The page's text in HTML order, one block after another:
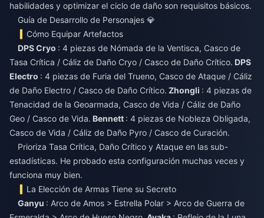
habilidades y optimizar el ciclo de daño son requisitos básicos.
Guía de Desarrollo de Personajes 💎
Cómo Equipar Artefactos
DPS Cryo : 4 piezas de Nómada de la Ventisca, Casco de
Tasa Crítica / Cáliz de Daño Cryo / Casco de Daño Crítico. DPS
Electro : 4 piezas de Furia del Trueno, Casco de Ataque / Cáliz
de Daño Electro / Casco de Daño Crítico. Zhongli : 4 piezas de
Tenacidad de la Geoarmada, Casco de Vida / Cáliz de Daño
Geo / Casco de Vida. Bennett : 4 piezas de Nobleza Obligada,
Casco de Vida / Cáliz de Daño Pyro / Casco de Curación.
Prioriza Tasa Crítica, Daño Crítico y Ataque en las sub-
estadísticas. He probado esta configuración muchas veces y
funciona muy bien.
La Elección de Armas Tiene su Secreto
Ganyu : Arco de Amos > Estrella Polar > Arco de Guerra de